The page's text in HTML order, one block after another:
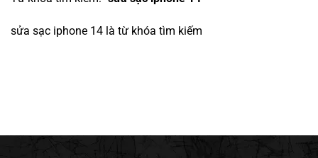
sửa sạc iphone 14 là từ khóa tìm kiếm